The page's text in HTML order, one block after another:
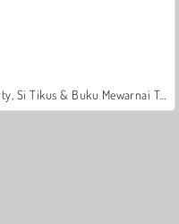
Arty, Si Tikus & Buku Mewarnai Teman